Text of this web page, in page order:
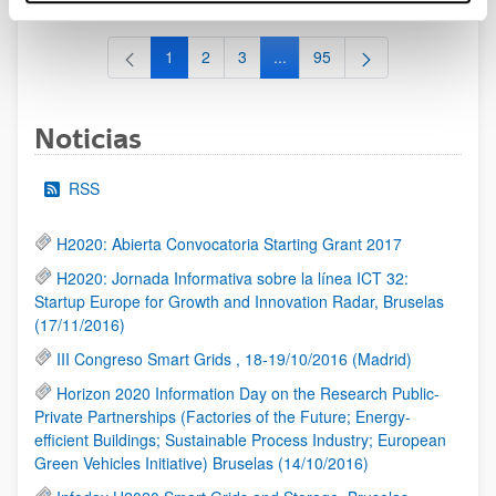
Página
1 Página
2 Página
3 ...Páginas intermedias Use TAB
Página
95
Noticias
RSS
H2020: Abierta Convocatoria Starting Grant 2017
H2020: Jornada Informativa sobre la línea ICT 32:
Startup Europe for Growth and Innovation Radar, Bruselas
(17/11/2016)
III Congreso Smart Grids , 18-19/10/2016 (Madrid)
Horizon 2020 Information Day on the Research Public-
Private Partnerships (Factories of the Future; Energy-
efficient Buildings; Sustainable Process Industry; European
Green Vehicles Initiative) Bruselas (14/10/2016)